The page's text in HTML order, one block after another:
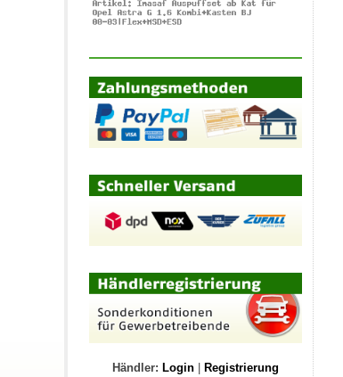
Händler: Login| Registrierung